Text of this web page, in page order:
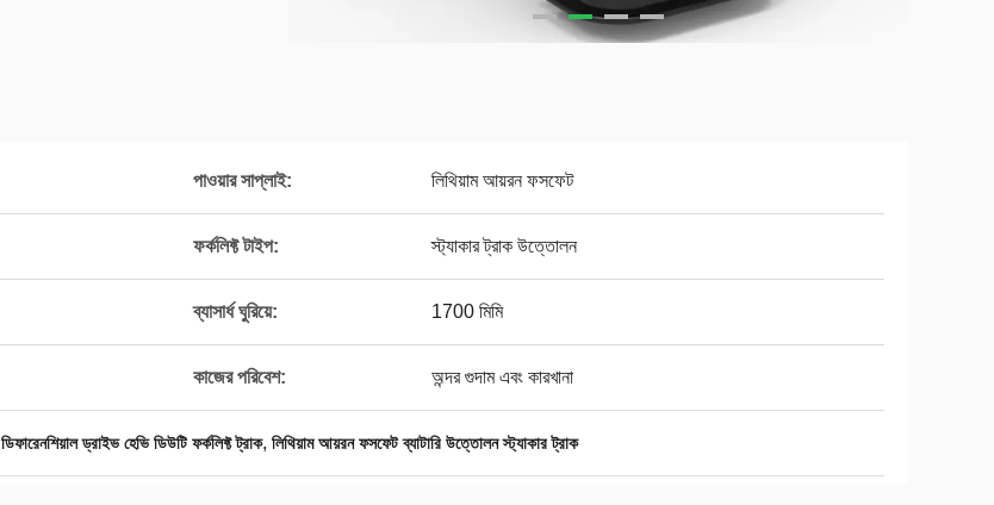
পাওয়ার সাপ্লাই: লিথিয়াম আয়রন ফসফেট
ফর্কলিফ্ট টাইপ: স্ট্যাকার ট্রাক উত্তোলন
ব্যাসার্ধ ঘুরিয়ে: 1700 মিমি
কাজের পরিবেশ: অন্দর গুদাম এবং কারখানা
ডিফারেনশিয়াল ড্রাইভ হেভি ডিউটি ​​ফর্কলিফ্ট ট্রাক, লিথিয়াম আয়রন ফসফেট ব্যাটারি উত্তোলন স্ট্যাকার ট্রাক